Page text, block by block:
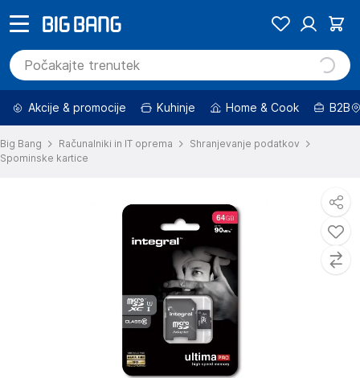
Akcije & promocije Kuhinje Home & Cook B2B
Big Bang Računalniki in IT oprema
Shranjevanje podatkov
Spominske kartice